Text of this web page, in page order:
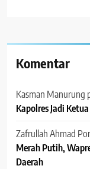
Komentar
Kasman Manurung
Kapolres Jadi
Zafrullah Ahmad
Merah Putih,
Daerah